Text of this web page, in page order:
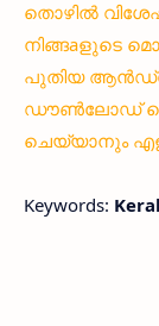
തൊഴിൽ
നിങ്ങaളുടെ
പുതിയ
ഡൗൺലോഡ്
ചെയ്യാനും
Keywords: